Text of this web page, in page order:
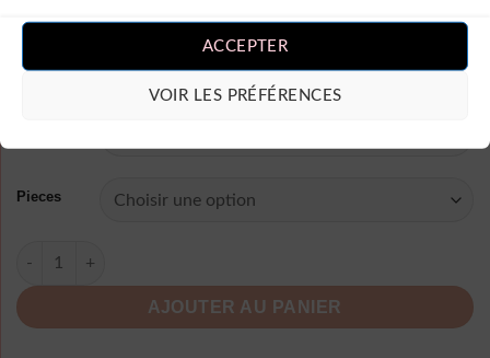
ACCEPTER
VOIR LES PRÉFÉRENCES
Couleurs
Pieces
quantité de Rose Lettre Pur Seamless Low Waist T-Back
AJOUTER AU PANIER